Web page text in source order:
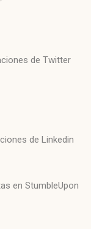
de Twitter
de Linkedin
en StumbleUpon